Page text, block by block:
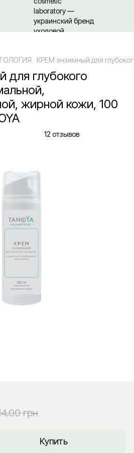
КРЕМ энзимный для
глубокого
жирной кожи, 100
12 отзывов
грн
Купить